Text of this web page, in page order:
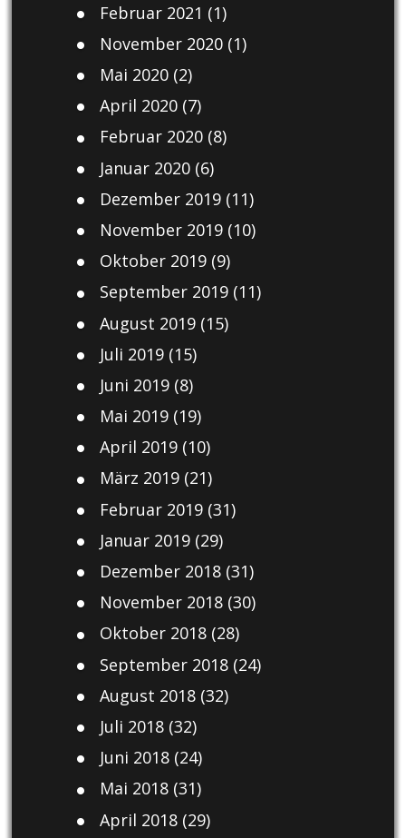
Februar 2021 (1)
November 2020(1)
Mai 2020(2)
April 2020(7)
Februar 2020(8)
Januar 2020(6)
Dezember 2019(11)
November 2019(10)
Oktober 2019(9)
September 2019(11)
August 2019(15)
Juli 2019(15)
Juni 2019(8)
Mai 2019(19)
April 2019(10)
März 2019(21)
Februar 2019(31)
Januar 2019(29)
Dezember 2018(31)
November 2018(30)
Oktober 2018(28)
September 2018(24)
August 2018(32)
Juli 2018(32)
Juni 2018(24)
Mai 2018(31)
April 2018(29)